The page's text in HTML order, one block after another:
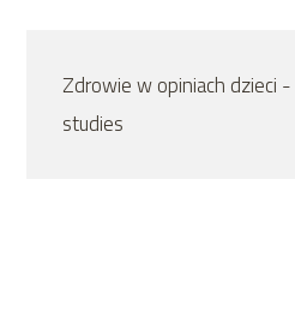
Zdrowie w opiniach dzieci
studies